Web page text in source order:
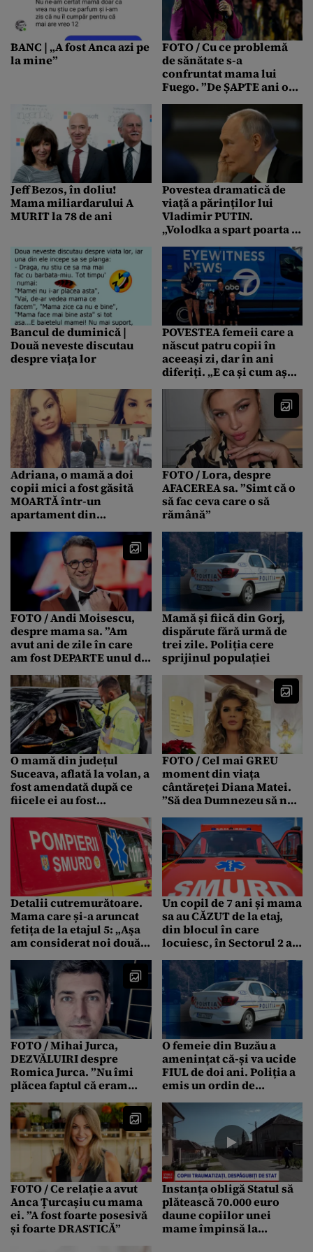
BANC | „A fost Anca azi pe
la mine”
FOTO / Cu ce problemă
de sănătate s-a
confruntat mama lui
Fuego. ”De ȘAPTE ani o
Jeff Bezos, în doliu!
Mama miliardarului A
MURIT la 78 de ani
Povestea dramatică de
viață a părinților lui
Vladimir PUTIN.
„Volodka a spart poarta și
în față”
Bancul de duminică |
Două neveste discutau
despre viața lor
POVESTEA femeii care a
născut patru copii în
aceeași zi, dar în ani
diferiți. „E ca și cum aș
ori pe an”
Adriana, o mamă a doi
copii mici a fost găsită
MOARTĂ într-un
apartament din
Hunedoara. Soțul tinerei
a fost arestat
FOTO / Lora, despre
AFACEREA sa. ”Simt că o
să fac ceva care o să
rămână”
FOTO / Andi Moisescu,
despre mama sa. ”Am
avut ani de zile în care
am fost DEPARTE unul de
Mamă și fiică din Gorj,
dispărute fără urmă de
trei zile. Poliția cere
sprijinul populației
O mamă din județul
Suceava, aflată la volan, a
fost amendată după ce
fiicele ei au fost
mașinii în mers
FOTO / Cel mai GREU
moment din viața
cântăreței Diana Matei.
”Să dea Dumnezeu să nu
lucru”
Detalii cutremurătoare.
Mama care și-a aruncat
fetița de la etajul 5: „Aşa
am considerat noi două
Un copil de 7 ani și mama
sa au CĂZUT de la etaj,
din blocul în care
locuiesc, în Sectorul 2 al
fostă jurnalistă
FOTO / Mihai Jurca,
DEZVĂLUIRI despre
Romica Jurca. ”Nu îmi
plăcea faptul că eram
O femeie din Buzău a
amenințat că-și va ucide
FIUL de doi ani. Poliția a
emis un ordin de
FOTO / Ce relație a avut
Anca Țurcașiu cu mama
ei. ”A fost foarte posesivă
și foarte DRASTICĂ”
Instanța obligă Statul să
plătească 70.000 euro
daune copiilor unei
mame împinsă la